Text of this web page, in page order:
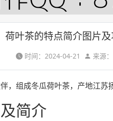
荷叶茶的特点简介图片
时间：2024-04-21 来源
，组成冬瓜荷叶茶，产地江苏
简介